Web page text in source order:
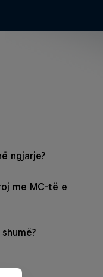
ngjarje?
me MC-të e